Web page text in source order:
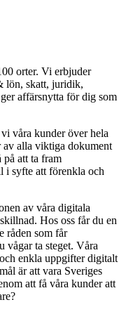
orter. Vi erbjuder
lön, skatt, juridik,
affärsnytta för dig som
våra kunder över hela
av alla viktiga dokument
på att ta fram
i syfte att förenkla och
av våra digitala
Hos oss får du en
råden som får
vågar ta steget. Våra
enkla uppgifter digitalt
är att vara Sveriges
att få våra kunder att